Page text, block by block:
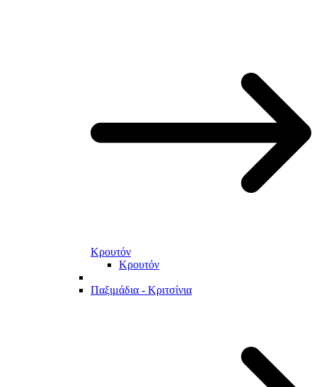
Κρουτόν
Κρουτόν
Παξιμάδια - Κριτσίνια